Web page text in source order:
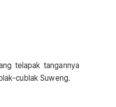
telapak tangannya
cublak Suweng.